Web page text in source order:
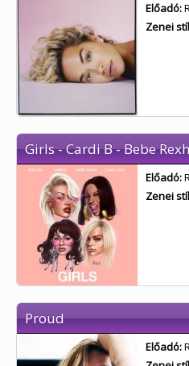
Előadó:
Zenei
Girls - Cardi B - Bebe
Előadó:
Zenei
Proud
Előadó: